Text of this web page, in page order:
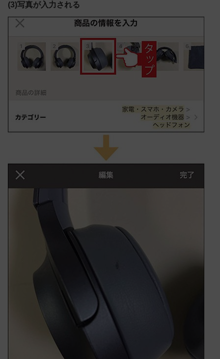
(3)写真が入力される